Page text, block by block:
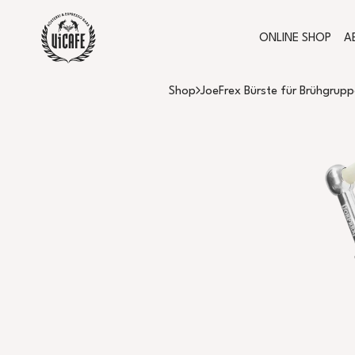
ONLINE SHOP
Shop JoeFrex Bürste für